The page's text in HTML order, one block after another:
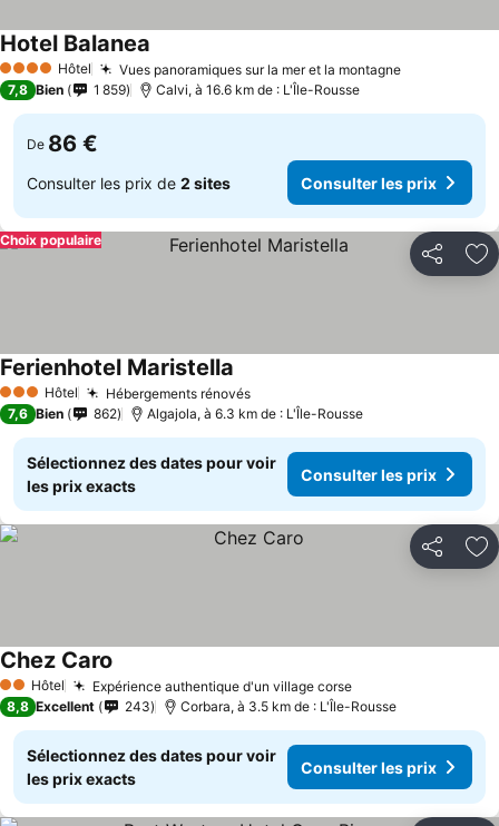
4 Étoiles Hôtel Vues panoramiques sur la mer et la montagne
Hotel Balanea
7,8 Bien 1 859 Calvi, à 16.6 km de : L'Île-Rousse
De 86 €
Consulter les prix de 2 sites Consulter les prix
Partager
Choix populaire
3 ÉtoilesHôtel Hébergements rénovés
Ferienhotel Maristella
7,6 Bien 862 Algajola, à 6.3 km de : L'Île-Rousse
Sélectionnez des dates pour voir
les prix exacts
Consulter les prix
Partager
2 Étoiles
Hôtel Expérience authentique d'un village corse
Chez Caro
8,8 Excellent 243 Corbara, à 3.5 km de : L'Île-Rousse
Sélectionnez des dates pour voir
les prix exacts
Consulter les prix